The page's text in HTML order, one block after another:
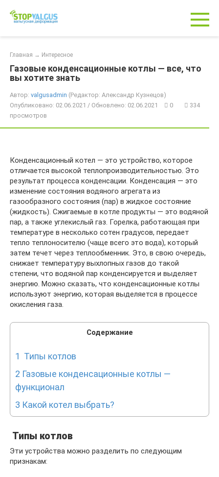
контенту
Главная → Интересное
Газовые конденсационные котлы — все, что
вы хотите знать
Автор: valgusadmin (Редактор: Александр Кузнецов)
Опубликовано: 02.06.2021 / Обновлено: 02.06.2021
0
334
просмотров
Конденсационный котел — это устройство, которое
отличается высокой теплопроизводительностью. Это
результат процесса конденсации. Конденсация — это
изменение состояния водяного агрегата из
газообразного состояния (пар) в жидкое состояние
(жидкость). Сжигаемые в котле продукты — это водяной
пар, а также углекислый газ. Горелка, работающая при
температуре в несколько сотен градусов, передает
тепло теплоносителю (чаще всего это вода), который
затем течет через теплообменник. Это, в свою очередь,
снижает температуру выхлопных газов до такой
степени, что водяной пар конденсируется и выделяет
энергию. Можно сказать, что конденсационные котлы
используют энергию, которая выделяется в процессе
окисления газа.
Содержание
1 Типы котлов
2 Газовые конденсационные котлы —
функционал
3 Какой котел выбрать?
Типы котлов
Эти устройства можно разделить по следующим
признакам: